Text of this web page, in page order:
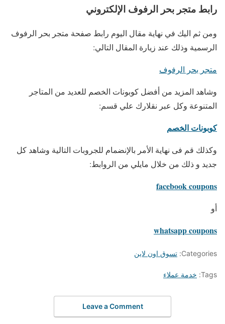
رابط متجر بحر الرفوف الإلكتروني
ومن ثم اليك في نهاية مقال اليوم رابط صفحة متجر بحر الرفوف
الرسمية وذلك عند زيارة المقال التالي:
متجر بحر الرفوف
وشاهد المزيد من أفضل كوبونات الخصم للعديد من المتاجر
المتنوعة وكل عبر نقلارك علي قسم:
كوبونات الخصم
وكذلك قم فى نهاية الأمر بالإنضمام للجروبات التالية وشاهد كل
جديد و ذلك من خلال مايلي من الروابط:
facebook coupons
أو
whatsapp coupons
Categories: تسوق اون لاين
Tags: خدمة عملاء
Leave a Comment